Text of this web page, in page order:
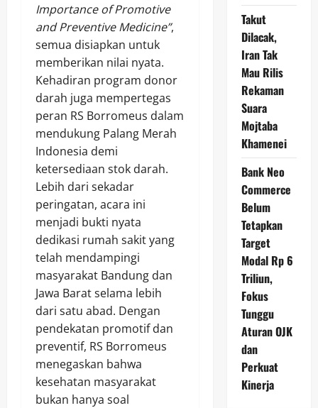
Importance of Promotive
and Preventive Medicine”,
semua disiapkan untuk
memberikan nilai nyata.
Kehadiran program donor
darah juga mempertegas
peran RS Borromeus dalam
mendukung Palang Merah
Indonesia demi
ketersediaan stok darah.
Lebih dari sekadar
peringatan, acara ini
menjadi bukti nyata
dedikasi rumah sakit yang
telah mendampingi
masyarakat Bandung dan
Jawa Barat selama lebih
dari satu abad. Dengan
pendekatan promotif dan
preventif, RS Borromeus
menegaskan bahwa
kesehatan masyarakat
bukan hanya soal
Takut
Dilacak,
Iran Tak
Mau Rilis
Rekaman
Suara
Mojtaba
Khamenei
Bank Neo
Commerce
Belum
Tetapkan
Target
Modal Rp 6
Triliun,
Fokus
Tunggu
Aturan OJK
dan
Perkuat
Kinerja